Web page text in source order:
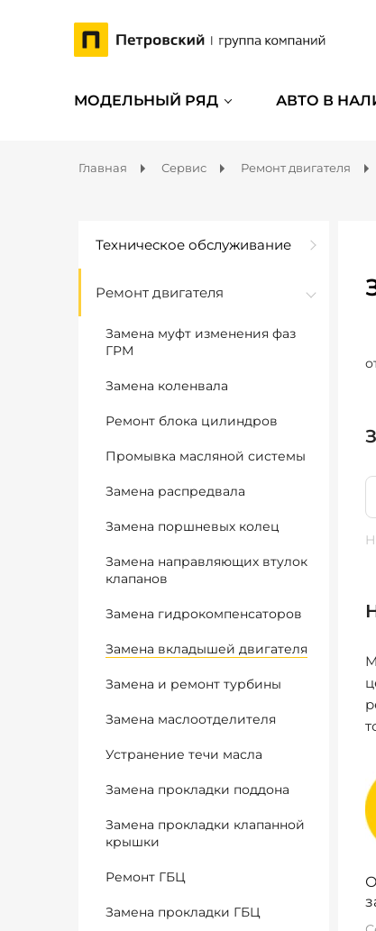
МОДЕЛЬНЫЙ РЯД АВТО В
Главная Сервис Ремонт двигателя
Техническое обслуживание
Ремонт двигателя
Замена муфт изменения фаз
ГРМ
Замена коленвала
Ремонт блока цилиндров
Промывка масляной системы
Замена распредвала
Замена поршневых колец
Замена направляющих втулок
клапанов
Замена гидрокомпенсаторов
Замена вкладышей двигателя
Замена и ремонт турбины
Замена маслоотделителя
Устранение течи масла
Замена прокладки поддона
Замена прокладки клапанной
крышки
Ремонт ГБЦ
Замена прокладки ГБЦ